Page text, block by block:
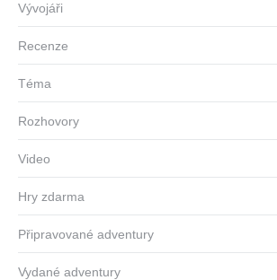
Vývojáři
Recenze
Téma
Rozhovory
Video
Hry zdarma
Připravované adventury
Vydané adventury